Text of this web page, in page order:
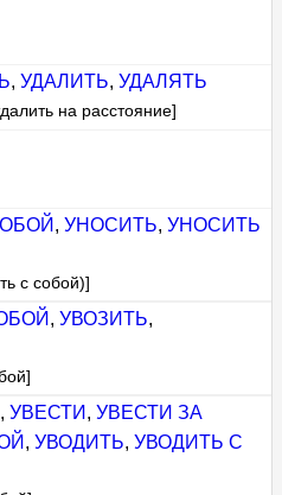
, УДАЛИТЬ, УДАЛЯТЬ
на расстояние]
, УНОСИТЬ, УНОСИТЬ
с собой)]
, УВОЗИТЬ,
, УВЕСТИ , УВЕСТИ ЗА
,УВОДИТЬ,УВОДИТЬ С